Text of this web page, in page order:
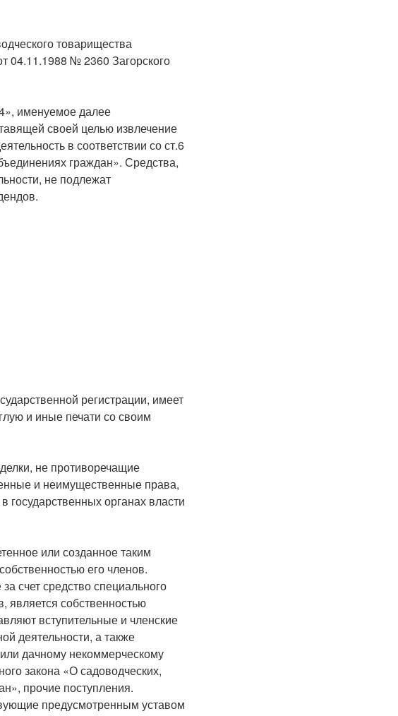
товарищества
04.11.1988 № 2360 Загорского
именуемое далее
своей целью извлечение
в соответствии со ст.6
граждан». Средства,
не подлежат
регистрации, имеет
и иные печати со своим
не противоречащие
и неимущественные права,
государственных органах власти
или созданное таким
его членов.
счет средство специального
собственностью
вступительные и членские
деятельности, а также
дачному некоммерческому
закона «О садоводческих,
прочие поступления.
предусмотренным уставом